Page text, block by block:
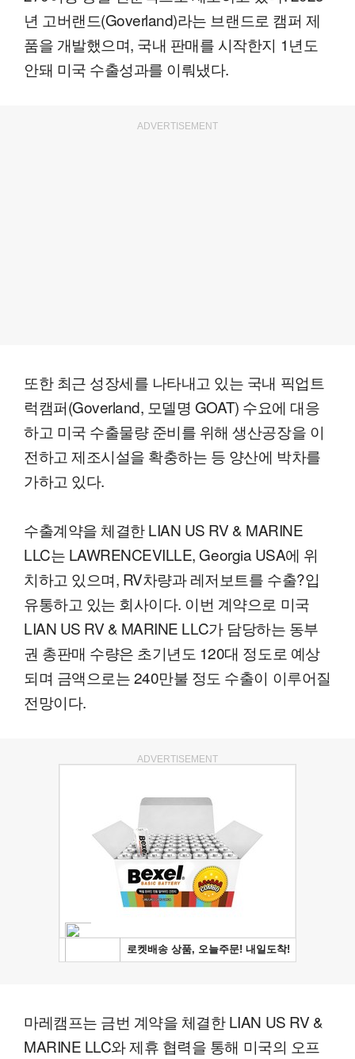
년 고버랜드(Goverland)라는 브랜드로 캠퍼 제
품을 개발했으며, 국내 판매를 시작한지 1년도
안돼 미국 수출성과를 이뤄냈다.
ADVERTISEMENT
또한 최근 성장세를 나타내고 있는 국내 픽업트
럭캠퍼(Goverland, 모델명 GOAT) 수요에 대응
하고 미국 수출물량 준비를 위해 생산공장을 이
전하고 제조시설을 확충하는 등 양산에 박차를
가하고 있다.
수출계약을 체결한 LIAN US RV & MARINE
LLC는 LAWRENCEVILLE, Georgia USA에 위
치하고 있으며, RV차량과 레저보트를 수출?입
유통하고 있는 회사이다. 이번 계약으로 미국
LIAN US RV & MARINE LLC가 담당하는 동부
권 총판매 수량은 초기년도 120대 정도로 예상
되며 금액으로는 240만불 정도 수출이 이루어질
전망이다.
ADVERTISEMENT
마레캠프는 금번 계약을 체결한 LIAN US RV &
MARINE LLC와 제휴 협력을 통해 미국의 오프